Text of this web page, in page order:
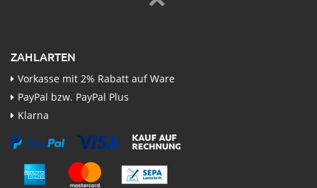
ZAHLARTEN
Vorkasse mit 2% Rabatt auf Ware
PayPal bzw. PayPal Plus
Klarna